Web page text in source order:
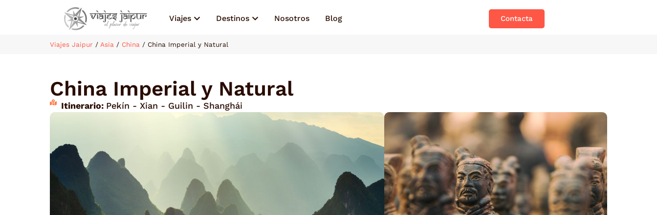
Viajes Destinos Nosotros Blog Contacta
Viajes Jaipur / Asia / China / China Imperial y Natural
China Imperial y Natural
Itinerario: Pekín - Xian - Guilin - Shanghái